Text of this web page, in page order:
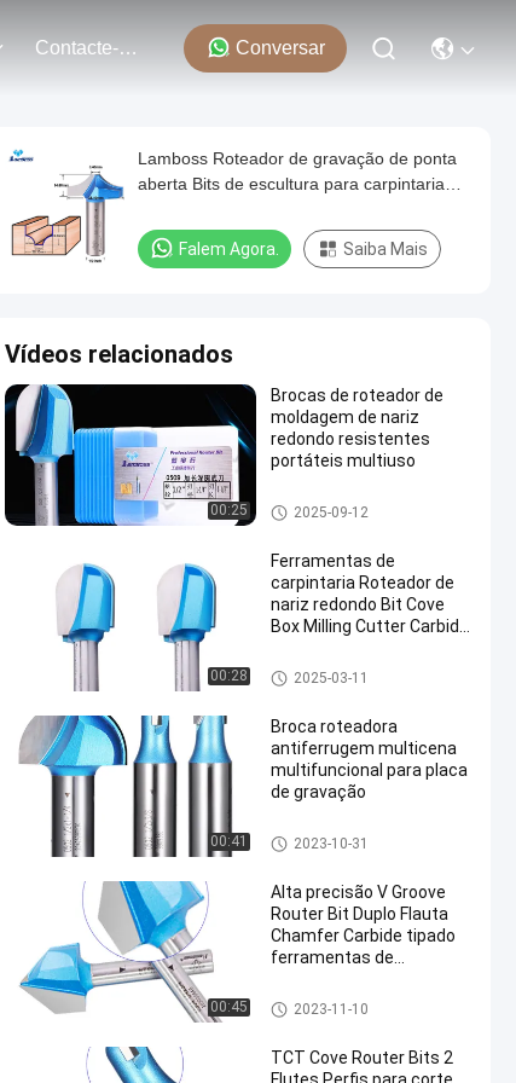
Contacte-Nos Conversar
Lamboss Roteador de gravação de ponta
aberta Bits de escultura para carpintaria
rolamento
Falem Agora. Saiba Mais
Vídeos relacionados
00:25
Brocas de roteador de
moldagem de nariz
redondo resistentes
portáteis multiuso
Bits de roteador de moldagem
2025-09-12
00:28
Ferramentas de
carpintaria Roteador de
nariz redondo Bit Cove
Box Milling Cutter Carbide
Bits de roteador de moldagem
2025-03-11
00:41
Broca roteadora
antiferrugem multicena
multifuncional para placa
de gravação
Bits de roteador de moldagem
2023-10-31
00:45
Alta precisão V Groove
Router Bit Duplo Flauta
Chamfer Carbide tipado
ferramentas de
Bits de roteador de moldagem
2023-11-10
TCT Cove Router Bits 2